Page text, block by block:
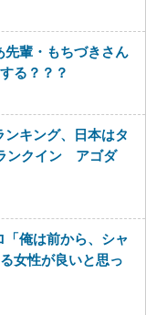
輩・もちづきさん
る？？？
キング、日本はタ
ンクイン アゴダ
「俺は前から、シャ
女性が良いと思っ